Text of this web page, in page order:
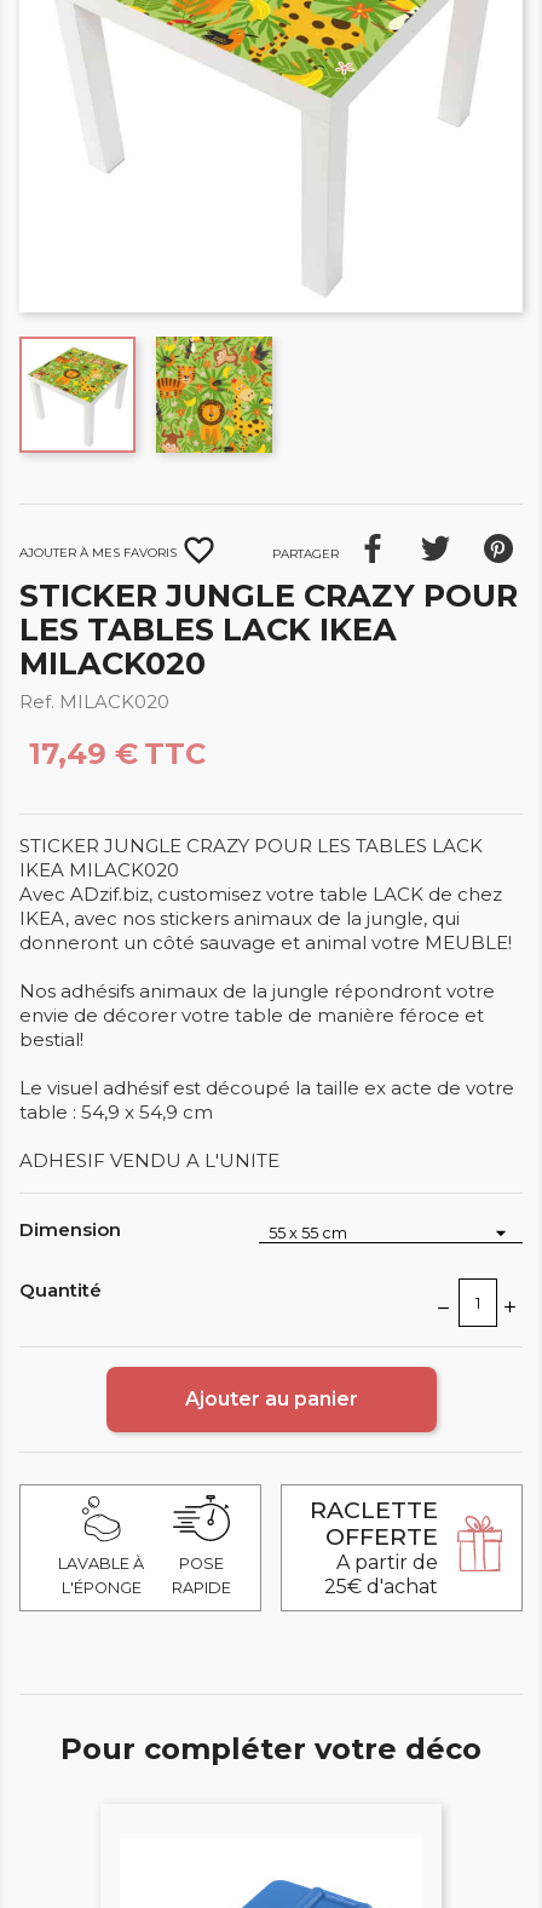
Ajouter à mes favoris favorite_border Partager
STICKER JUNGLE CRAZY POUR
LES TABLES LACK IKEA
MILACK020
Ref. MILACK020
17,49 € TTC
STICKER JUNGLE CRAZY POUR LES TABLES LACK
IKEA MILACK020
Avec ADzif.biz, customisez votre table LACK de chez
IKEA, avec nos stickers animaux de la jungle, qui
donneront un côté sauvage et animal votre MEUBLE!
Nos adhésifs animaux de la jungle répondront votre
envie de décorer votre table de manière féroce et
bestial!
Le visuel adhésif est découpé la taille ex acte de votre
table : 54,9 x 54,9 cm
ADHESIF VENDU A L'UNITE
Dimension
Quantité
Ajouter au panier
LAVABLE À
L'ÉPONGE
POSE
RAPIDE
RACLETTE
OFFERTE
A partir de
25€ d'achat
Pour compléter votre déco